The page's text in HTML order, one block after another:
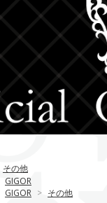
その他
GIGOR
GIGOR > その他